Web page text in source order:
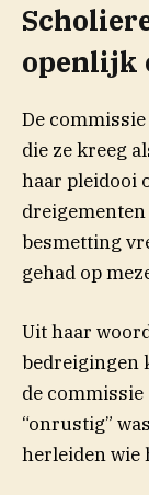
openlijk
De
die ze kreeg
haar pleidooi
besmetting
gehad op
Uit haar
bedreigingen
de
“onrustig”
herleiden wie